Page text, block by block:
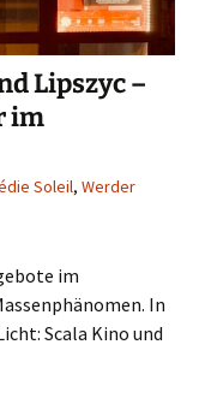
Lipszyc –
im
Soleil, Werder
im
In
Scala Kino und